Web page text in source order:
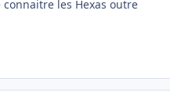
les Hexas outre